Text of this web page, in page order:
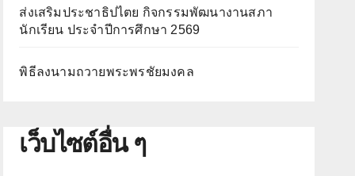
ส่งเสริมประชาธิปไตย กิจกรรมพัฒนางานสภา
นักเรียน ประจำปีการศึกษา 2569
พิธีลงนามถวายพระพรชัยมงคล
เว็บไซต์อื่น ๆ